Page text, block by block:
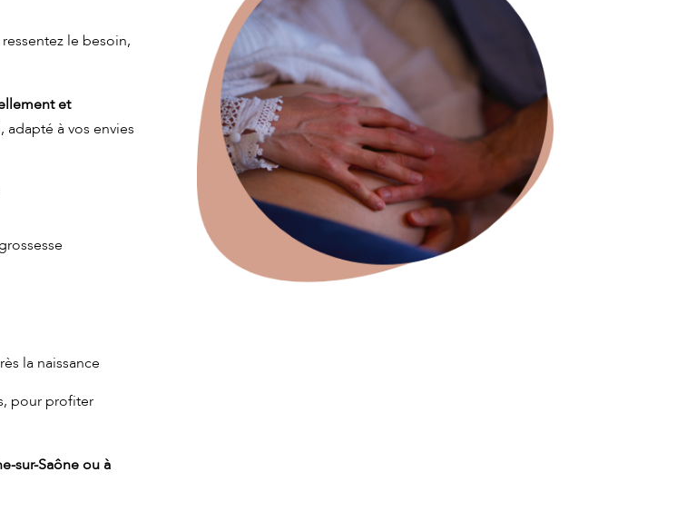
le besoin,
et
à vos envies
la naissance
pour profiter
sur-Saône ou à